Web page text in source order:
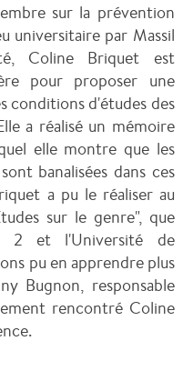
sur la prévention
universitaire par Massil
Coline Briquet est
pour proposer une
conditions d'études des
a réalisé un mémoire
elle montre que les
banalisées dans ces
a pu le réaliser au
sur le genre", que
2 et l'Université de
pu en apprendre plus
Bugnon, responsable
rencontré Coline